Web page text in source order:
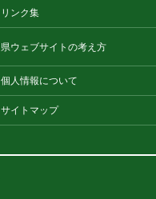
リンク集
県ウェブサイトの考え方
個人情報について
サイトマップ